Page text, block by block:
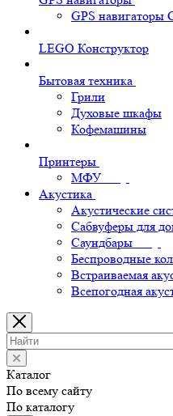
GPS навигаторы
LEGO Конструктор
Бытовая техника
Грили
Духовые шкафы
Кофемашины
Принтеры
МФУ
Акустика
Акустические
Сабвуферы для
Саундбары
Беспроводные
Встраиваемая
Всепогодная
Каталог
По всему сайту
По каталогу